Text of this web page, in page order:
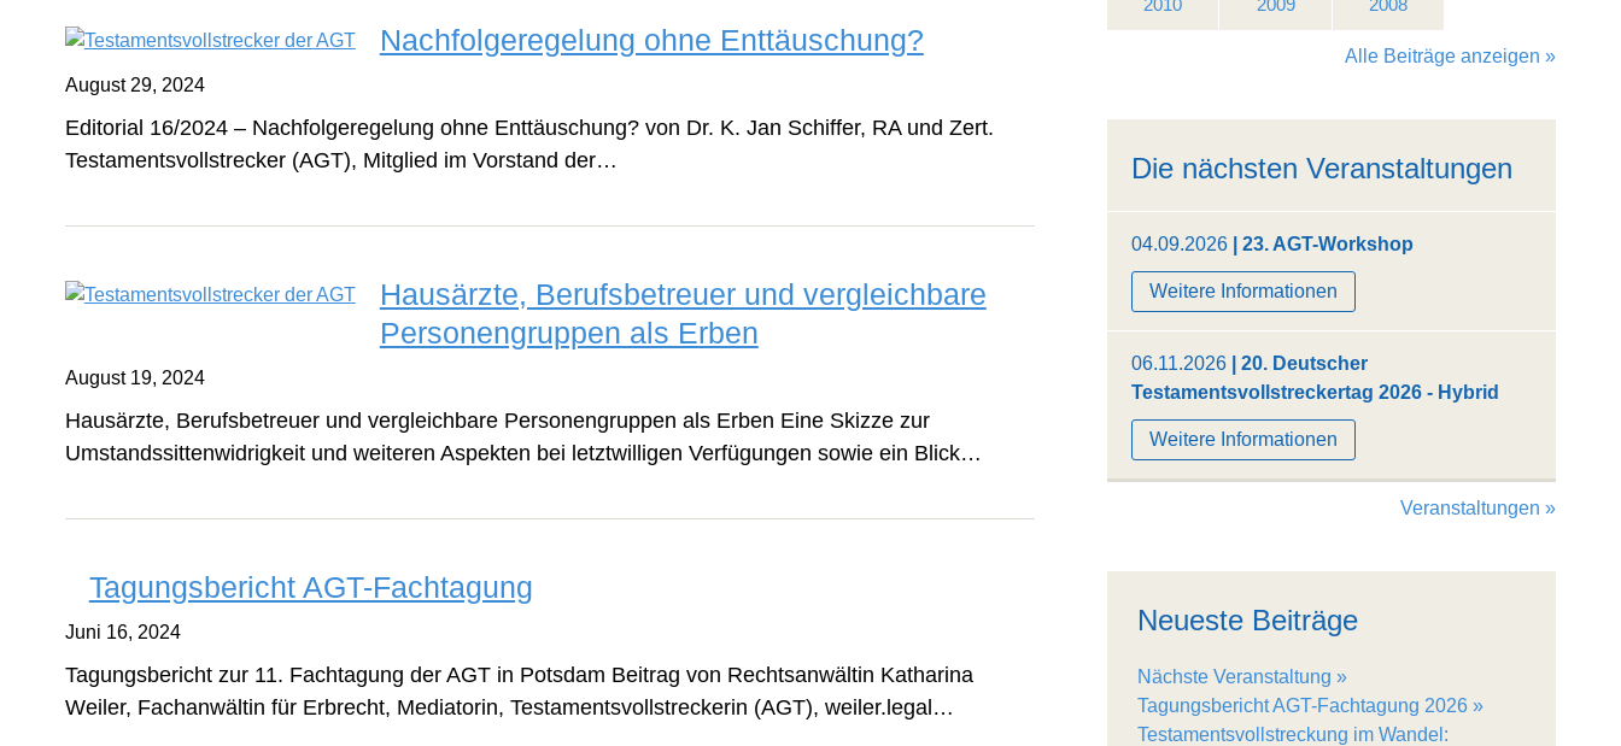
Nachfolgeregelung ohne Enttäuschung?
August 29, 2024
Editorial 16/2024 – Nachfolgeregelung ohne Enttäuschung? von Dr. K. Jan Schiffer, RA und Zert.
Testamentsvollstrecker (AGT), Mitglied im Vorstand der…
Hausärzte, Berufsbetreuer und vergleichbare
Personengruppen als Erben
August 19, 2024
Hausärzte, Berufsbetreuer und vergleichbare Personengruppen als Erben Eine Skizze zur
Umstandssittenwidrigkeit und weiteren Aspekten bei letztwilligen Verfügungen sowie ein Blick…
Tagungsbericht AGT-Fachtagung
Juni 16, 2024
Tagungsbericht zur 11. Fachtagung der AGT in Potsdam Beitrag von Rechtsanwältin Katharina
Weiler, Fachanwältin für Erbrecht, Mediatorin, Testamentsvollstreckerin (AGT), weiler.legal…
2010 2009 2008
Alle Beiträge anzeigen »
Die nächsten Veranstaltungen
04.09.2026 | 23. AGT-Workshop
Weitere Informationen
06.11.2026 | 20. Deutscher
Testamentsvollstreckertag 2026 - Hybrid
Weitere Informationen
Veranstaltungen »
Neueste Beiträge
Nächste Veranstaltung
Tagungsbericht AGT-Fachtagung 2026
Testamentsvollstreckung im Wandel: